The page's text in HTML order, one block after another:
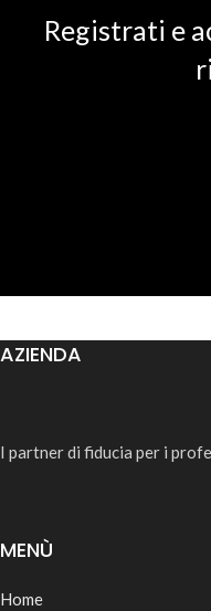
Registrati e
AZIENDA
I partner di fiducia per i
MENÙ
Home